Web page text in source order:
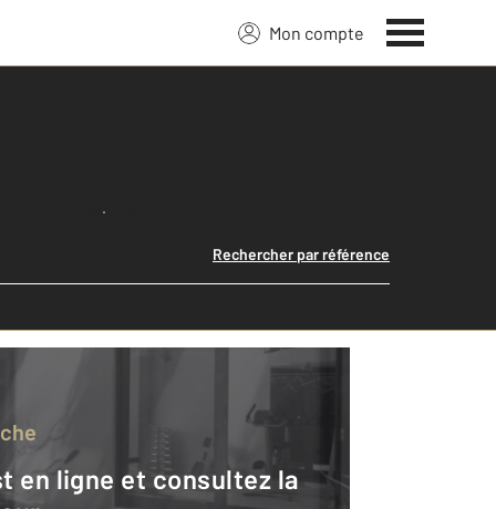
Mon compte
Lancer ma recherche
Rechercher par référence